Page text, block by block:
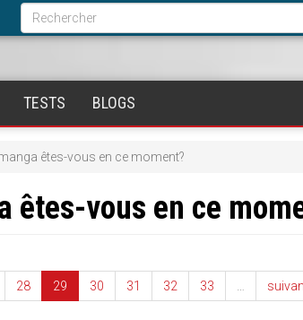
Formulaire
de
recherche
Rechercher
TESTS BLOGS
êtes-vous en ce moment?
êtes-vous en ce
28 29 30 31 32 33